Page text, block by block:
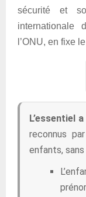
sécurité et
internationale
l’ONU, en fixe
L’essentiel
reconnus
enfants,